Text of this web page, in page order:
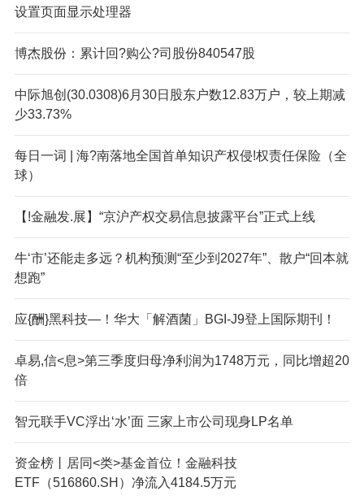
设置页面显示处理器
博杰股份：累计回?购公?司股份840547股
中际旭创(30.0308)6月30日股东户数12.83万户，较上期减
少33.73%
每日一词 | 海?南落地全国首单知识产权侵!权责任保险（全
球）
【!金融发.展】“京沪产权交易信息披露平台”正式上线
牛‘市’还能走多远？机构预测“至少到2027年”、散户“回本就
想跑”
应{酬}黑科技—！华大「解酒菌」BGI-J9登上国际期刊！
卓易,信<息>第三季度归母净利润为1748万元，同比增超20
倍
智元联手VC浮出‘水’面 三家上市公司现身LP名单
资金榜丨居同<类>基金首位！金融科技
ETF（516860.SH）净流入4184.5万元